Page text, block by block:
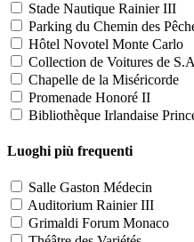
Stade Nautique Rainier III
Parking du Chemin des
Hôtel Novotel Monte Carlo
Collection de Voitures de
Chapelle de la Miséricorde
Promenade Honoré II
Bibliothèque Irlandaise
Luoghi più frequenti
Salle Gaston Médecin
Auditorium Rainier III
Grimaldi Forum Monaco